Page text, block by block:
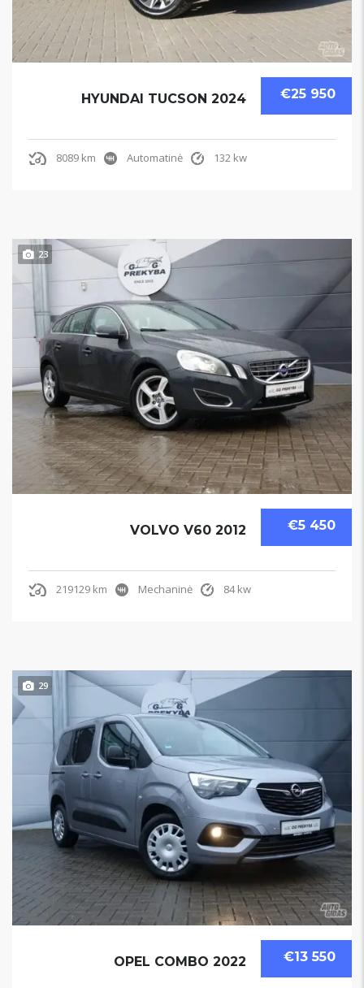
€25 950
HYUNDAI TUCSON 2024
8089 km Automatinė 132 kw
23
€5 450
VOLVO V60 2012
219129 km Mechaninė 84 kw
29
€13 550
OPEL COMBO 2022